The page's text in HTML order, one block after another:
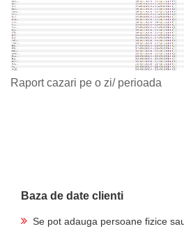
Raport cazari pe o zi/ perioada
Baza de date clienti
Se pot adauga persoane fizice